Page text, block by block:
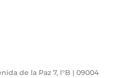
de la Paz 7, l°B | 09004